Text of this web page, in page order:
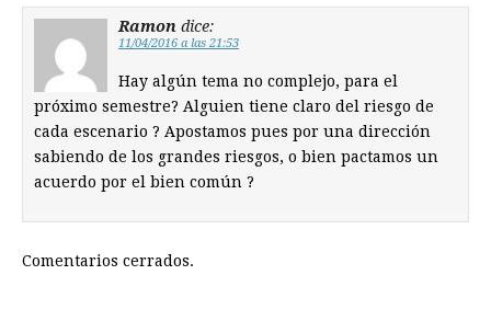
Ramon dice:
11/04/2016 a las 21:53
Hay algún tema no complejo, para el
próximo semestre? Alguien tiene claro del riesgo de
cada escenario ? Apostamos pues por una dirección
sabiendo de los grandes riesgos, o bien pactamos un
acuerdo por el bien común ?
Comentarios cerrados.